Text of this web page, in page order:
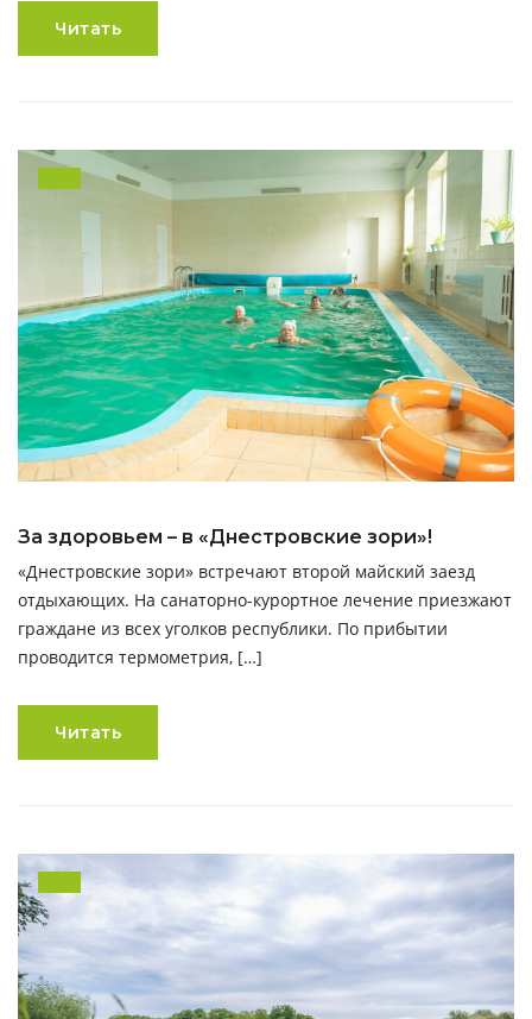
Читать
За здоровьем – в «Днестровские зори»!
«Днестровские зори» встречают второй майский заезд
отдыхающих. На санаторно-курортное лечение приезжают
граждане из всех уголков республики. По прибытии
проводится термометрия, […]
Читать